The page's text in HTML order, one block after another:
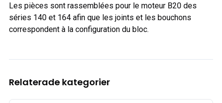
Les pièces sont rassemblées pour le moteur B20 des
séries 140 et 164 afin que les joints et les bouchons
correspondent à la configuration du bloc.
Relaterade kategorier